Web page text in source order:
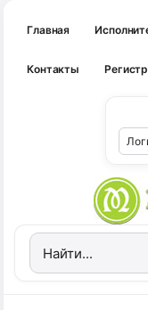
Главная
Контакты